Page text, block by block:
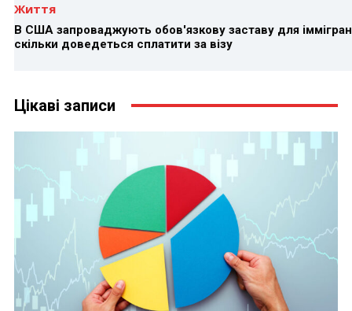
Життя
В США запроваджують обов'язкову заставу для
скільки доведеться сплатити за візу
Цікаві записи